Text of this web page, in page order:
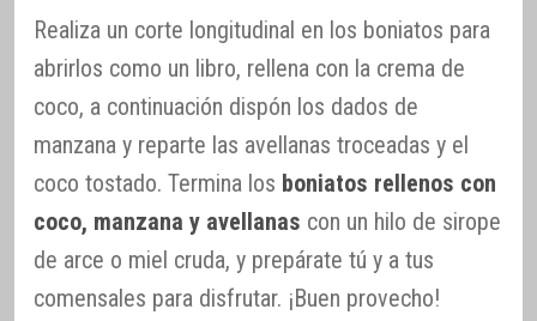
Realiza un corte longitudinal en los boniatos para
abrirlos como un libro, rellena con la crema de
coco, a continuación dispón los dados de
manzana y reparte las avellanas troceadas y el
coco tostado. Termina los boniatos rellenos con
coco, manzana y avellanas con un hilo de sirope
de arce o miel cruda, y prepárate tú y a tus
comensales para disfrutar. ¡Buen provecho!